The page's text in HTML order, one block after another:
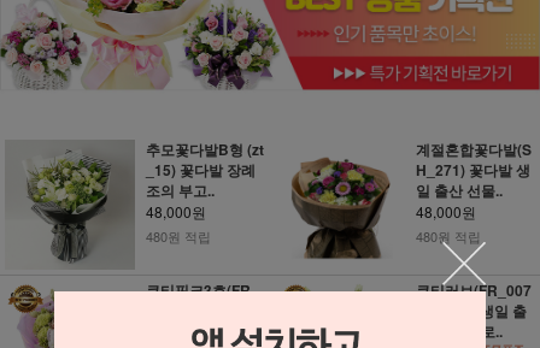
추모꽃다발B형 (zt
_15) 꽃다발 장례
조의 부고..
48,000원
480원 적립
계절혼합꽃다발(S
H_271) 꽃다발 생
일 출산 선물..
48,000원
480원 적립
큐티핑크3호(FR_
출산 선물 프..
큐티러브(FR_007
0) 꽃다발 생일 출
산 선물 프로..